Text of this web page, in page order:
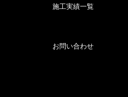
施工実績一覧
お問い合わせ